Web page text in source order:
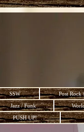
SSW
Post Rock
Jazz / Funk
PUSH UP!